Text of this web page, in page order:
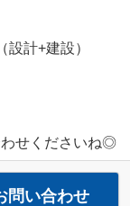
計+建設）
せくださいね◎
問い合わせ